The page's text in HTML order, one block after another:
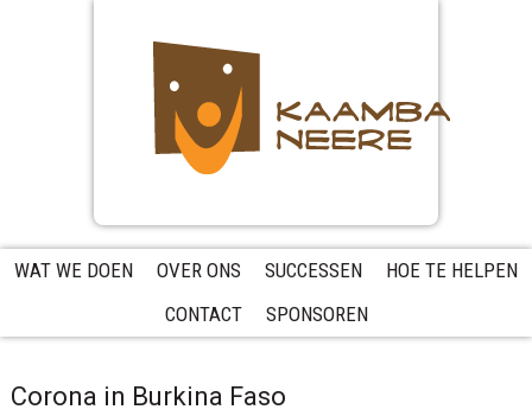
WAT WE DOEN OVER ONS SUCCESSEN
HOE TE HELPEN
CONTACT
SPONSOREN
Corona in Burkina Faso